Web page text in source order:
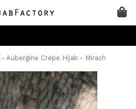
- Aubergine Crepe Hijab - Mirach